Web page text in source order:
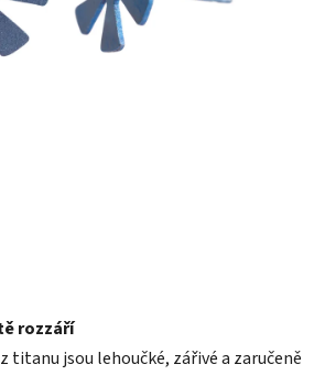
rozzáří
titanu jsou lehoučké, zářivé a zaručeně